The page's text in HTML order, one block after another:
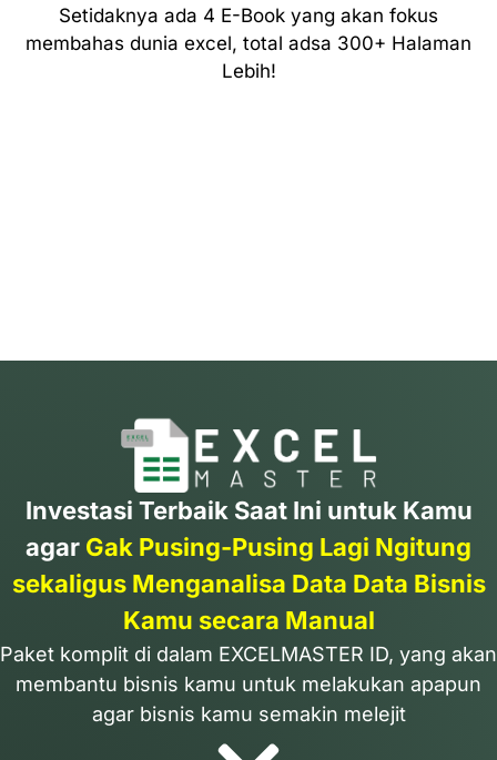
Setidaknya ada 4 E-Book yang akan fokus
membahas dunia excel, total adsa 300+ Halaman
Lebih!
Investasi Terbaik Saat Ini untuk Kamu
agar Gak Pusing-Pusing Lagi Ngitung
sekaligus Menganalisa Data Data Bisnis
Kamu secara Manual
Paket komplit di dalam EXCELMASTER ID, yang akan
membantu bisnis kamu untuk melakukan apapun
agar bisnis kamu semakin melejit